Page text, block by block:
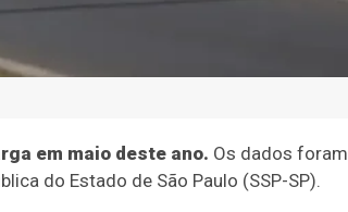
em maio deste ano. Os dados foram
do Estado de São Paulo (SSP-SP).